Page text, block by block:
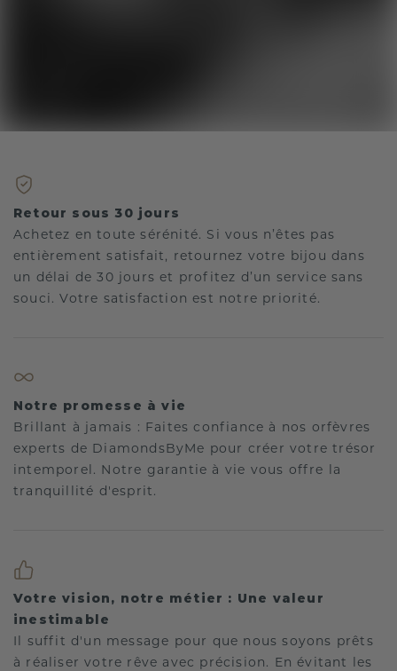
Retour sous 30 jours
Achetez en toute sérénité. Si vous n’êtes pas
entièrement satisfait, retournez votre bijou dans
un délai de 30 jours et profitez d’un service sans
souci. Votre satisfaction est notre priorité.
Notre promesse à vie
Brillant à jamais : Faites confiance à nos orfèvres
experts de DiamondsByMe pour créer votre trésor
intemporel. Notre garantie à vie vous offre la
tranquillité d'esprit.
Votre vision, notre métier : Une valeur
inestimable
Il suffit d'un message pour que nous soyons prêts
à réaliser votre rêve avec précision. En évitant les